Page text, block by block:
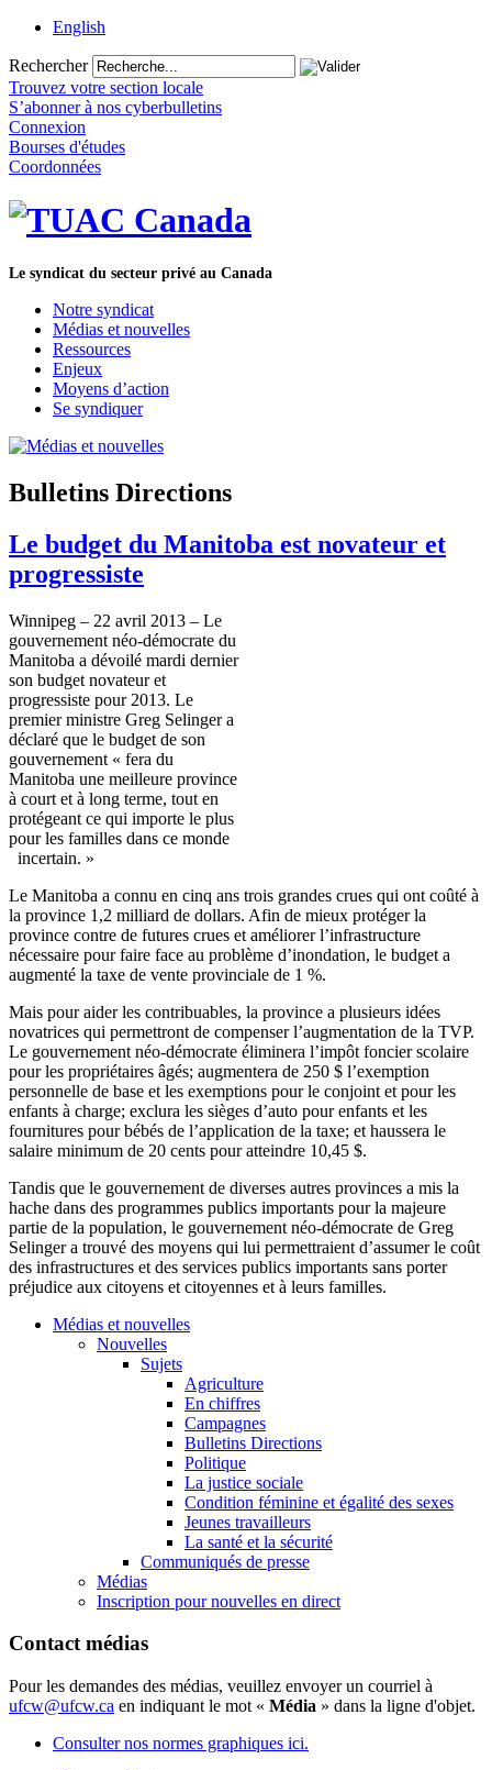
English
Rechercher
Trouvez votre section locale
S’abonner à nos cyberbulletins
Connexion
Bourses d'études
Coordonnées
Le syndicat du secteur privé au Canada
Notre syndicat
Médias et nouvelles
Ressources
Enjeux
Moyens d’action
Se syndiquer
Bulletins Directions
Le budget du Manitoba est novateur et
progressiste
Winnipeg – 22 avril 2013 – Le
gouvernement néo-démocrate du
Manitoba a dévoilé mardi dernier
son budget novateuret
progressiste pour 2013. Le
premierministre Greg Selingera
déclaré que le budget de son
gouvernement « fera du
Manitoba une meilleure province
à court et à long terme, tout en
protégeant ce qui importe le plus
pour les familles dans ce monde
incertain. »
Le Manitoba a connu en cinq ans trois grandes crues qui ont coûté à
la province 1,2 milliard de dollars. Afin de mieux protégerla
province contre de futures crues et améliorer l’infrastructure
nécessaire pour faire face au problème d’inondation, le budget a
augmenté la taxe de vente provinciale de 1 %.
Mais pouraiderles contribuables, la province a plusieurs idées
novatrices qui permettront de compenser l’augmentation de la TVP.
Le gouvernement néo-démocrate éliminera l’impôt foncier scolaire
pour les propriétaires âgés; augmentera de 250 $ l’exemption
personnelle de base et les exemptions pour le conjoint et pour les
enfants à charge; exclura les sièges d’auto pourenfants et les
fournitures pourbébés de l’application de la taxe; et haussera le
salaire minimum de 20 cents pouratteindre 10,45 $.
Tandis que le gouvernement de diverses autres provinces a mis la
hache dans des programmes publics importants pour la majeure
partie de la population, le gouvernement néo-démocrate de Greg
Selingera trouvé des moyens qui lui permettraient d’assumerle coût
des infrastructures et des services publics importants sans porter
préjudice aux citoyens et citoyennes et à leurs familles.
Médias et nouvelles
Nouvelles
Sujets
Agriculture
En chiffres
Campagnes
Bulletins Directions
Politique
La justice sociale
Condition féminine et égalité des sexes
Jeunes travailleurs
La santé et la sécurité
Communiqués de presse
Médias
Inscription pour nouvelles en direct
Contact médias
Pour les demandes des médias, veuillez envoyer un courriel à
ufcw@ufcw.ca en indiquant le mot « Média » dans la ligne d'objet.
Consulter nos normes graphiques ici.